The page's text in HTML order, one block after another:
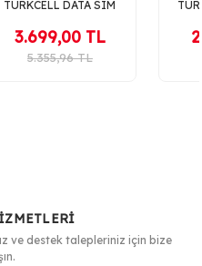
TURKCELL DATA SIM
(25GB/AY) -
MEGAPAKET
3.699,00 TL
5.355,96 TL
ve destek talepleriniz için bize